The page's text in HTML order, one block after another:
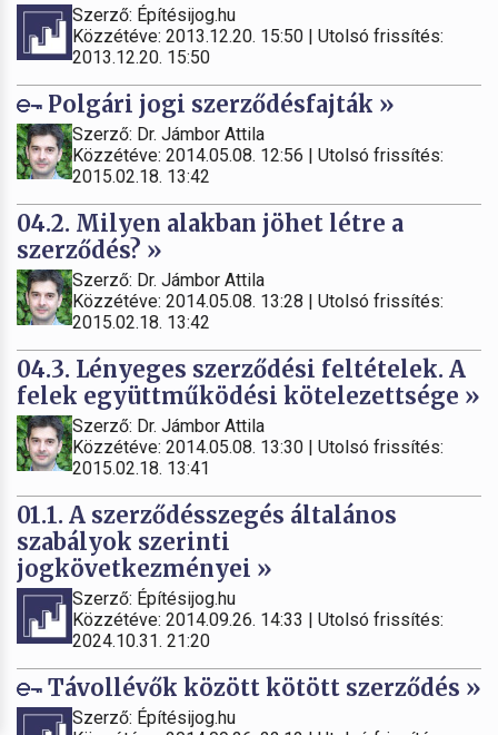
Szerző: Építésijog.hu
Közzétéve: 2013.12.20. 15:50 | Utolsó frissítés:
2013.12.20. 15:50
Polgári jogi szerződésfajták »
Szerző: Dr. Jámbor Attila
Közzétéve: 2014.05.08. 12:56 | Utolsó frissítés:
2015.02.18. 13:42
04.2. Milyen alakban jöhet létre a
szerződés? »
Szerző: Dr. Jámbor Attila
Közzétéve: 2014.05.08. 13:28 | Utolsó frissítés:
2015.02.18. 13:42
04.3. Lényeges szerződési feltételek. A
felek együttműködési kötelezettsége »
Szerző: Dr. Jámbor Attila
Közzétéve: 2014.05.08. 13:30 | Utolsó frissítés:
2015.02.18. 13:41
01.1. A szerződésszegés általános
szabályok szerinti
jogkövetkezményei »
Szerző: Építésijog.hu
Közzétéve: 2014.09.26. 14:33 | Utolsó frissítés:
2024.10.31. 21:20
Távollévők között kötött szerződés »
Szerző: Építésijog.hu